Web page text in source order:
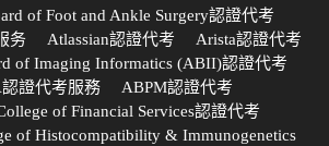
of Foot and Ankle Surgery認證代考
务
Atlassian認證代考
Arista認證代考
of Imaging Informatics (ABII)認證代考
證代考服務
ABPM認證代考
of Financial Services認證代考
of Histocompatibility & Immunogenetics